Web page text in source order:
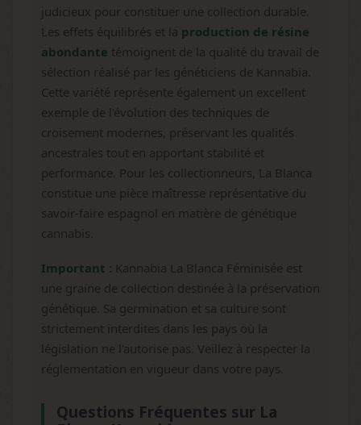
judicieux pour constituer une collection durable.
Les effets équilibrés et la production de résine
abondante témoignent de la qualité du travail de
sélection réalisé par les généticiens de Kannabia.
Cette variété représente également un excellent
exemple de l'évolution des techniques de
croisement modernes, préservant les qualités
ancestrales tout en apportant stabilité et
performance. Pour les collectionneurs, La Blanca
constitue une pièce maîtresse représentative du
savoir-faire espagnol en matière de génétique
cannabis.
Important : Kannabia La Blanca Féminisée est
une graine de collection destinée à la préservation
génétique. Sa germination et sa culture sont
strictement interdites dans les pays où la
législation ne l'autorise pas. Veillez à respecter la
réglementation en vigueur dans votre pays.
Questions Fréquentes sur La